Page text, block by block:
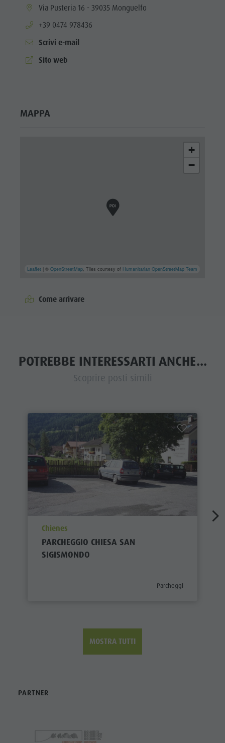
aria.location:
Via Pusteria 16 - 39035 Monguelfo
aria.phone:
+39 0474 978436
Scrivi e-mail
aria.website:
Sito web
MAPPA
+
−
Leaflet | ©OpenStreetMap , Tiles courtesy of Humanitarian OpenStreetMap Team
Come arrivare
POTREBBE INTERESSARTI ANCHE...
Scoprire posti simili
aria.poi_location_prefix
Chienes
PARCHEGGIO CHIESA SAN
SIGISMONDO
aria.poi_category_prefix
Parcheggi
MOSTRA TUTTI
PARTNER